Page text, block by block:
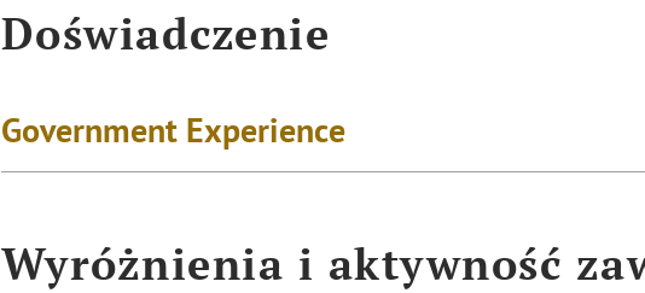
Doświadczenie
Government Experience
Wyróżnienia i aktywność